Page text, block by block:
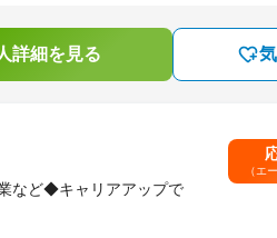
詳細を見る
など◆キャリアアップで
（エ